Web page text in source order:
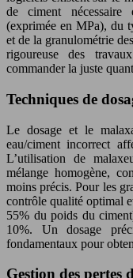
de ciment
(exprimée en MPa), du
et de la granulométrie
rigoureuse des
commander la juste
Techniques de
Le dosage et le
eau/ciment incorrect
L’utilisation de
mélange homogène,
moins précis. Pour les
contrôle qualité optimal
55% du poids du
10%. Un dosage
fondamentaux pour
Gestion des pertes